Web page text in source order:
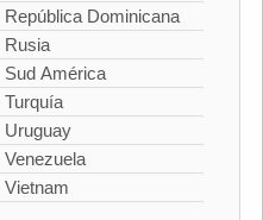
República Dominicana
Rusia
Sud América
Turquía
Uruguay
Venezuela
Vietnam